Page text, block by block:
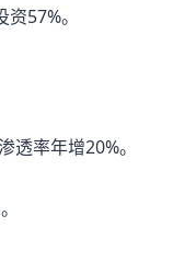
57%。
率年增20%。